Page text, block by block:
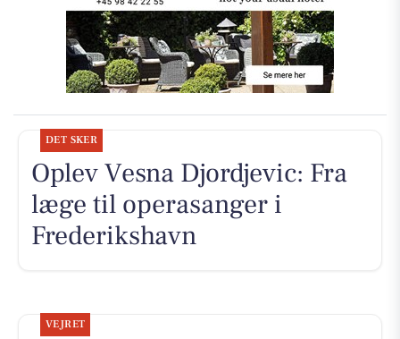
DET SKER
Oplev Vesna Djordjevic: Fra
læge til operasanger i
Frederikshavn
VEJRET